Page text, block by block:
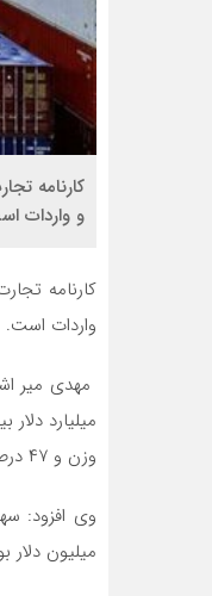
و واردات
واردات است.
وزن و ۴۷ درصدی در ارزش کالاها است.
میلیون دلار بود که